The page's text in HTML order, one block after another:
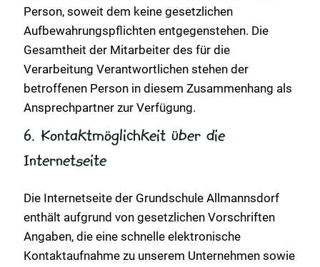
Person, soweit dem keine gesetzlichen
Aufbewahrungspflichten entgegenstehen. Die
Gesamtheit der Mitarbeiter des für die
Verarbeitung Verantwortlichen stehen der
betroffenen Person in diesem Zusammenhang als
Ansprechpartner zur Verfügung.
6. Kontaktmöglichkeit über die
Internetseite
Die Internetseite der Grundschule Allmannsdorf
enthält aufgrund von gesetzlichen Vorschriften
Angaben, die eine schnelle elektronische
Kontaktaufnahme zu unserem Unternehmen sowie